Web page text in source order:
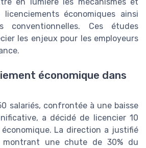
licenciements économiques ainsi
conventionnelles. Ces études
les enjeux pour les employeurs
économique dans
salariés, confrontée à une baisse
a décidé de licencier 10
La direction a justifié
une chute de 30% du